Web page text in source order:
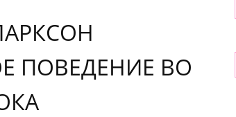
ПОВЕДЕНИЕ ВО